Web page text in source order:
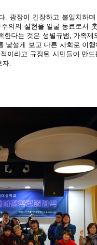
. 광장이 긴장하고 불일치하
의의 실현을 일굴 동료로서
다는 것은 성별규범, 가족제
낯설게 보고 다른 사회로 이
이라고 규정된 시민들이 만
.